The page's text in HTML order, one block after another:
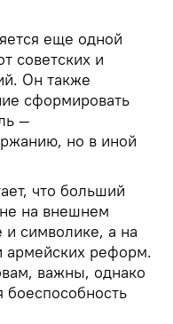
еще одной
советских и
Он также
сформировать
—
но в иной
что больший
на внешнем
и символике, а на
армейских реформ.
важны, однако